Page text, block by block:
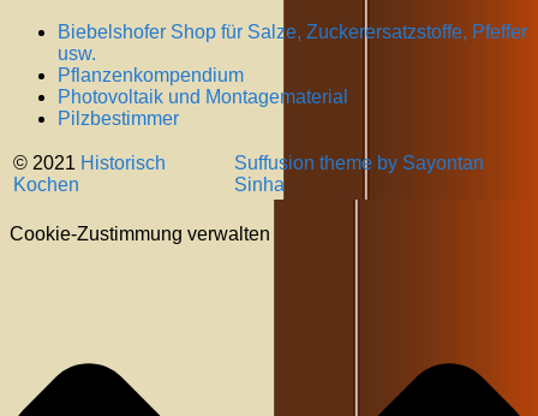
Biebelshofer Shop für Salze, Zuckerersatzstoffe, Pfeffer
usw.
Pflanzenkompendium
Photovoltaik und Montagematerial
Pilzbestimmer
© 2021 Historisch
Kochen
Suffusion theme by Sayontan
Sinha
Cookie-Zustimmung verwalten